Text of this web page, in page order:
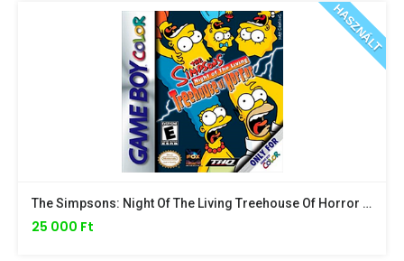
HASZNÁLT
The Simpsons: Night Of The Living Treehouse Of Horror - Nintendo Game Boy Color
25 000 Ft